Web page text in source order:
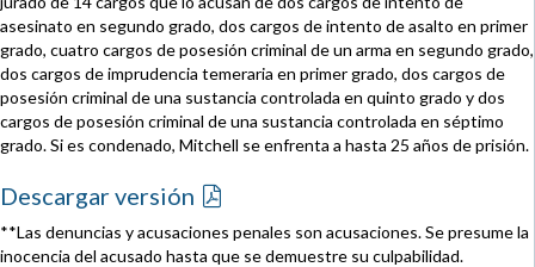
asesinato en segundo grado, dos cargos de intento de asalto en primer
grado, cuatro cargos de posesión criminal de un arma en segundo grado,
dos cargos de imprudencia temeraria en primer grado, dos cargos de
posesión criminal de una sustancia controlada en quinto grado y dos
cargos de posesión criminal de una sustancia controlada en séptimo
grado. Si es condenado, Mitchell se enfrenta a hasta 25 años de prisión.
Descargar versión
**Las denuncias y acusaciones penales son acusaciones. Se presume la
inocencia del acusado hasta que se demuestre su culpabilidad.